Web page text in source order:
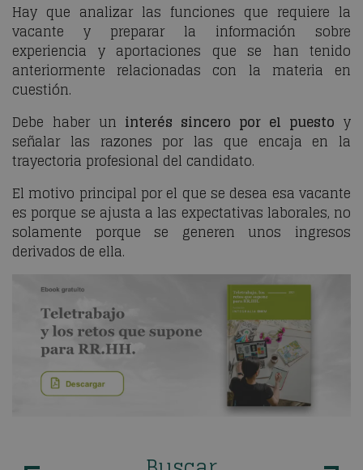
Hay que analizar las funciones que requiere la
vacante y preparar la información sobre
experiencia y aportaciones que se han tenido
anteriormente relacionadas con la materia en
cuestión.
Debe haber un interés sincero por el puesto y
señalar las razones por las que encaja en la
trayectoria profesional del candidato.
El motivo principal por el que se desea esa vacante
es porque se ajusta a las expectativas laborales, no
solamente porque se generen unos ingresos
derivados de ella.